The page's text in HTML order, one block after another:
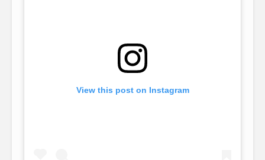
View this post on Instagram